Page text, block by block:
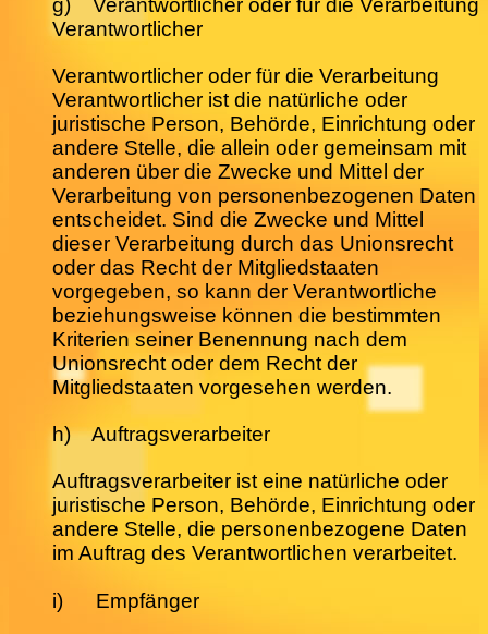
Verantwortlicher
Verantwortlicher oder für die Verarbeitung
Verantwortlicher ist die natürliche oder
juristische Person, Behörde, Einrichtung oder
andere Stelle, die allein oder gemeinsam mit
anderen über die Zwecke und Mittel der
Verarbeitung von personenbezogenen Daten
entscheidet. Sind die Zwecke und Mittel
dieser Verarbeitung durch das Unionsrecht
oder das Recht der Mitgliedstaaten
vorgegeben, so kann der Verantwortliche
beziehungsweise können die bestimmten
Kriterien seiner Benennung nach dem
Unionsrecht oder dem Recht der
Mitgliedstaaten vorgesehen werden.
h) Auftragsverarbeiter
Auftragsverarbeiter ist eine natürliche oder
juristische Person, Behörde, Einrichtung oder
andere Stelle, die personenbezogene Daten
im Auftrag des Verantwortlichen verarbeitet.
i) Empfänger